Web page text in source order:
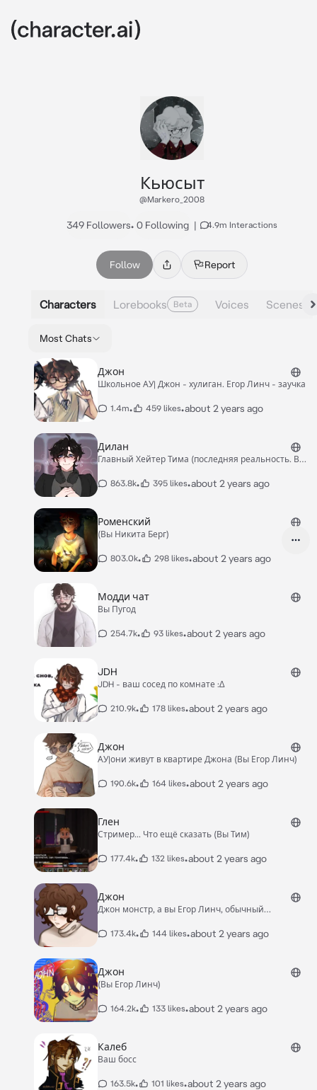
Кьюсыт
@Markero_2008
349 Followers• 0 Following | 4.9m Interactions
Follow Report
Characters Lorebooks Beta Voices Scenes
Most Chats
Джон
Школьное АУ| Джон - хулиган. Егор Линч - заучка
1.4m• 459 likes•about 2 years ago
Дилан
Главный Хейтер Тима (последняя реальность. Вы
863.8k• 395 likes•about 2 years ago
Роменский
(Вы Никита Берг)
803.0k• 298 likes•about 2 years ago
Модди чат
Вы Пугод
254.7k• 93 likes•about 2 years ago
JDH
JDH - ваш сосед по комнате :∆
210.9k• 178 likes•about 2 years ago
Джон
АУ|они живут в квартире Джона (Вы Егор Линч)
190.6k• 164 likes•about 2 years ago
Глен
Стример... Что ещё сказать (Вы Тим)
177.4k• 132 likes•about 2 years ago
Джон
Джон монстр, а вы Егор Линч, обычный
173.4k• 144 likes•about 2 years ago
Джон
(Вы Егор Линч)
164.2k• 133 likes•about 2 years ago
Калеб
Ваш босс
163.5k• 101 likes•about 2 years ago